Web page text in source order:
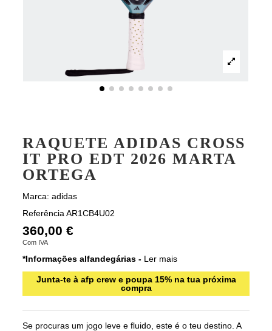
RAQUETE ADIDAS CROSS
IT PRO EDT 2026 MARTA
ORTEGA
Marca: adidas
Referência AR1CB4U02
360,00 €
Com IVA
*Informações alfandegárias - Ler mais
Junta-te à afp crew e poupa 15% na tua próxima
compra
Se procuras um jogo leve e fluido, este é o teu destino. A